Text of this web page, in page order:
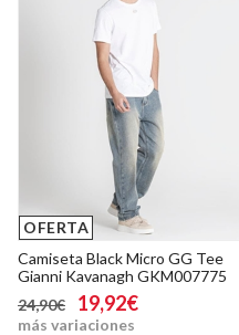
OFERTA
Camiseta Black Micro GG Tee
Gianni Kavanagh GKM007775
24,90€
19,92€
más variaciones